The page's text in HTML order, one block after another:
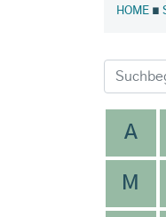
HOME ∎
A
M